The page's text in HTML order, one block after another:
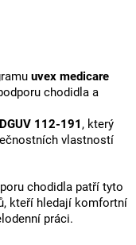
uvex medicare
chodidla a
DGUV 112-191 , který
vlastností
chodidla patří tyto
kteří hledají komfortní
práci.